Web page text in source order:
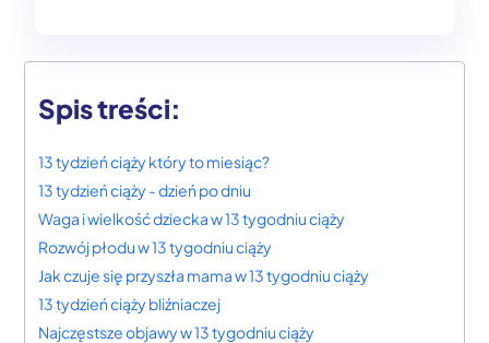
Spis treści:
13 tydzień ciąży który to miesiąc?
13 tydzień ciąży - dzień po dniu
Waga i wielkość dziecka w 13 tygodniu ciąży
Rozwój płodu w 13 tygodniu ciąży
Jak czuje się przyszła mama w 13 tygodniu ciąży
13 tydzień ciąży bliźniaczej
Najczęstsze objawy w 13 tygodniu ciąży